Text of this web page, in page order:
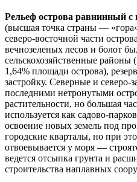
Рельеф острова равнинный
(высшая точка страны —
северо-восточной части
вечнозеленых лесов и болот
сельскохозяйственные районы
1,64% площади острова),
застройку. Северные и северо-
последними нетронутыми
растительности, но большая
используется как садово-
освоение новых земель под
городские кварталы, но при
отвоевывается у моря —
ведется отсыпка грунта и
строительства наплавных